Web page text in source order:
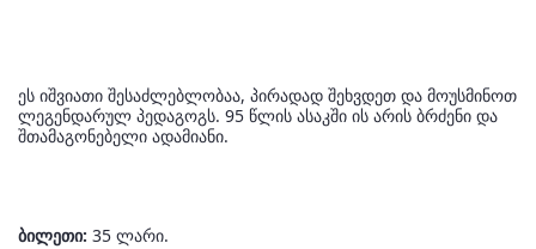
ეს იშვიათი შესაძლებლობაა, პირადად შეხვდეთ და მოუსმინოთ
ლეგენდარულ პედაგოგს. 95 წლის ასაკში ის არის ბრძენი და
შთამაგონებელი ადამიანი.
ბილეთი: 35 ლარი.